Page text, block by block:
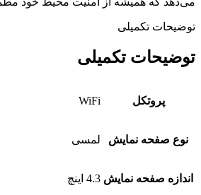
توضیحات تکمیلی
توضیحات تکمیلی
پروتکل WiFi
نوع صفحه نمایش لمسی
اندازه صفحه نمایش 4.3 اینچ